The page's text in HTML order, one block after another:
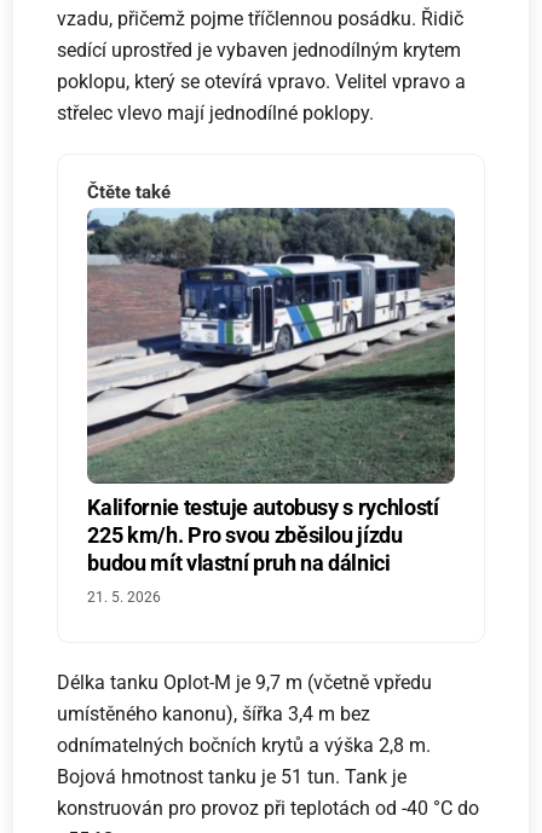
vzadu, přičemž pojme tříčlennou posádku. Řidič
sedící uprostřed je vybaven jednodílným krytem
poklopu, který se otevírá vpravo. Velitel vpravo a
střelec vlevo mají jednodílné poklopy.
Čtěte také
Kalifornie testuje autobusy s rychlostí
225 km/h. Pro svou zběsilou jízdu
budou mít vlastní pruh na dálnici
21. 5. 2026
Délka tanku Oplot-M je 9,7 m (včetně vpředu
umístěného kanonu), šířka 3,4 m bez
odnímatelných bočních krytů a výška 2,8 m.
Bojová hmotnost tanku je 51 tun. Tank je
konstruován pro provoz při teplotách od -40 °C do